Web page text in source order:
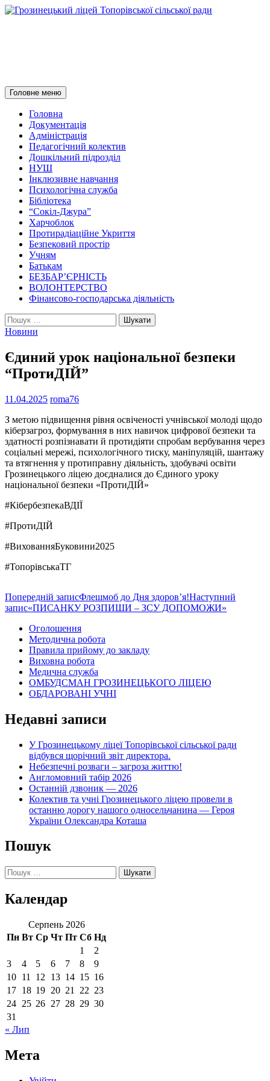
Пошук
Головне меню Перейти
до
Головна
Документація
Адміністрація
Педагогічний колектив
Дошкільний підрозділ
НУШ
Інклюзивне навчання
Психологічна служба
Бібліотека
“Сокіл-Джура”
Харчоблок
Протирадіаційне Укриття
Безпековий простір
Учням
Батькам
БЕЗБАР’ЄРНІСТЬ
ВОЛОНТЕРСТВО
Фінансово-господарська діяльність
Пошук:
Новини
Єдиний урок національної безпеки
“ПротиДІЙ”
11.04.2025 roma76
З метою підвищення рівня освіченості учнівської молоді щодо
кіберзагроз, формування в них навичок цифрової безпеки та
здатності розпізнавати й протидіяти спробам вербування через
соціальні мережі, психологічного тиску, маніпуляцій, шантажу
та втягнення у протиправну діяльність, здобувачі освіти
Грозинецького ліцею доєдналися до Єдиного уроку
національної безпеки «ПротиДІЙ»
#КібербезпекаВДІЇ
#ПротиДІЙ
#ВихованняБуковини2025
#ТопорівськаТГ
Навігація
по
записам
Попередній записФлешмоб до Дня здоровʼя!Наступний
запис«ПИСАНКУ РОЗПИШИ – ЗСУ ДОПОМОЖИ»
Оголошення
Методична робота
Правила прийому до закладу
Виховна робота
Медична служба
ОМБУДСМАН ГРОЗИНЕЦЬКОГО ЛІЦЕЮ
ОБДАРОВАНІ УЧНІ
Недавні записи
У Грозинецькому ліцеї Топорівської сільської ради
відбувся щорічний звіт директора.
Небезпечні розваги – загроза життю!
Англомовний табір 2026
Останній дзвоник — 2026
Колектив та учні Грозинецького ліцею провели в
останню дорогу нашого односельчанина — Героя
України Олександра Коташа
Пошук
Пошук:
Календар
Серпень 2026
Пн Вт Ср Чт Пт Сб Нд
1
2
3
4 5 6 7 8
9
10 11 12 13 14 15 16
17 18 19 20 21 22 23
24 25 26 27 28 29 30
31
« Лип
Мета